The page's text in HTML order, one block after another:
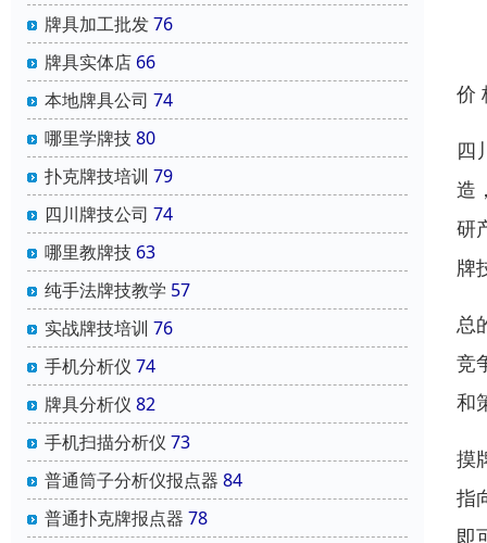
牌具加工批发76
牌具实体店 66
本地牌具公司 74
哪里学牌技80
扑克牌技培训 79
四川牌技公司 74
哪里教牌技 63
纯手法牌技教学 57
实战牌技培训 76
手机分析仪 74
牌具分析仪 82
手机扫描分析仪 73
普通筒子分析仪报点器 84
普通扑克牌报点器 78
价
四
造
研
牌
总
竞
和
摸
指
即